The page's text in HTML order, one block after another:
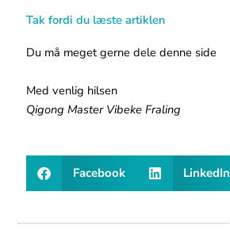
Tak fordi du læste artiklen
Du må meget gerne dele denne side
Med venlig hilsen
Qigong Master Vibeke Fraling
Facebook LinkedIn